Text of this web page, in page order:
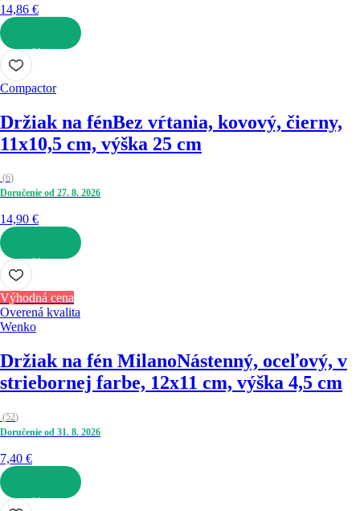
14,86 €
DO KOŠÍKA
Compactor
Držiak na fénBez vŕtania, kovový, čierny,
11x10,5 cm, výška 25 cm
(6)
Doručenie od 27. 8. 2026
14,90 €
DO KOŠÍKA
Výhodná cena
Overená kvalita
Wenko
Držiak na fén MilanoNástenný, oceľový, v
striebornej farbe, 12x11 cm, výška 4,5 cm
(52)
Doručenie od 31. 8. 2026
7,40 €
DO KOŠÍKA